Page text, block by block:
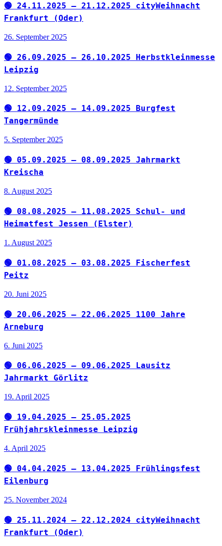
🟢 24.11.2025 – 21.12.2025 cityWeihnacht
Frankfurt (Oder)
26. September 2025
🟢 26.09.2025 – 26.10.2025 Herbstkleinmesse
Leipzig
12. September 2025
🟢 12.09.2025 – 14.09.2025 Burgfest
Tangermünde
5. September 2025
🟢 05.09.2025 – 08.09.2025 Jahrmarkt
Kreischa
8. August 2025
🟢 08.08.2025 – 11.08.2025 Schul- und
Heimatfest Jessen (Elster)
1. August 2025
🟢 01.08.2025 – 03.08.2025 Fischerfest
Peitz
20. Juni 2025
🟢 20.06.2025 – 22.06.2025 1100 Jahre
Arneburg
6. Juni 2025
🟢 06.06.2025 – 09.06.2025 Lausitz
Jahrmarkt Görlitz
19. April 2025
🟢 19.04.2025 – 25.05.2025
Frühjahrskleinmesse Leipzig
4. April 2025
🟢 04.04.2025 – 13.04.2025 Frühlingsfest
Eilenburg
25. November 2024
🟢 25.11.2024 – 22.12.2024 cityWeihnacht
Frankfurt (Oder)